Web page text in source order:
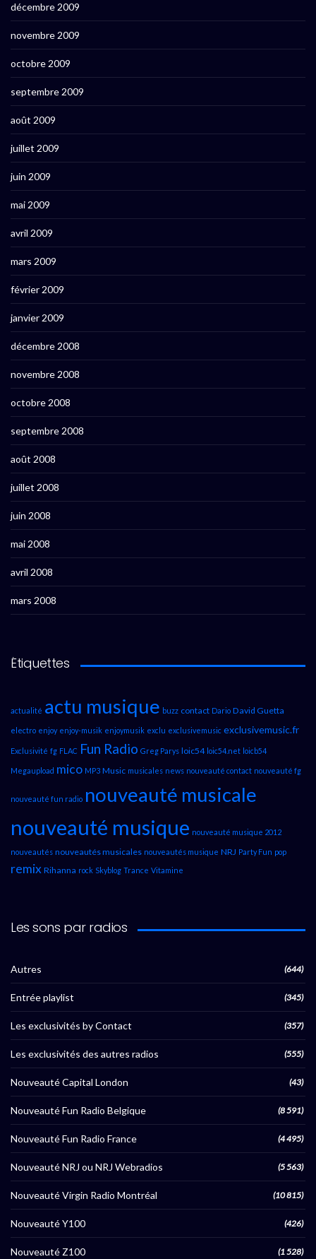
décembre 2009
novembre 2009
octobre 2009
septembre 2009
août 2009
juillet 2009
juin 2009
mai 2009
avril 2009
mars 2009
février 2009
janvier 2009
décembre 2008
novembre 2008
octobre 2008
septembre 2008
août 2008
juillet 2008
juin 2008
mai 2008
avril 2008
mars 2008
Étiquettes
actualité actu musique buzz contact Dario David Guetta
electro enjoy enjoy-musik enjoymusik exclu exclusivemusic exclusivemusic.fr
Exclusivité fg FLAC Fun Radio Greg Parys loic54 loic54.net loicb54
Megaupload mico MP3 Music musicales news nouveauté contact nouveauté fg
nouveauté fun radio nouveauté musicale
nouveauté musique nouveauté musique 2012
nouveautés nouveautés musicales nouveautés musique NRJ Party Fun pop
remix Rihanna rock Skyblog Trance Vitamine
Les sons par radios
Autres (644)
Entrée playlist (345)
Les exclusivités by Contact (357)
Les exclusivités des autres radios (555)
Nouveauté Capital London (43)
Nouveauté Fun Radio Belgique (8 591)
Nouveauté Fun Radio France (4 495)
Nouveauté NRJ ou NRJ Webradios (5 563)
Nouveauté Virgin Radio Montréal (10 815)
Nouveauté Y100 (426)
Nouveauté Z100 (1 528)